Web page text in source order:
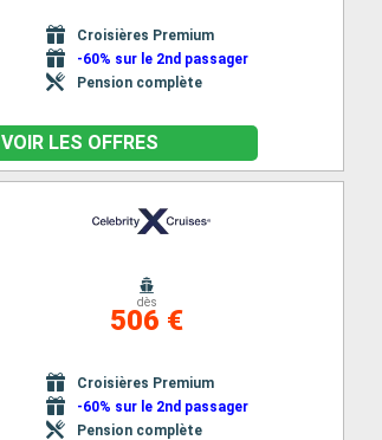
Croisières Premium
-60% sur le 2nd passager
Pension complète
VOIR LES OFFRES
dès
506 €
Croisières Premium
-60% sur le 2nd passager
Pension complète